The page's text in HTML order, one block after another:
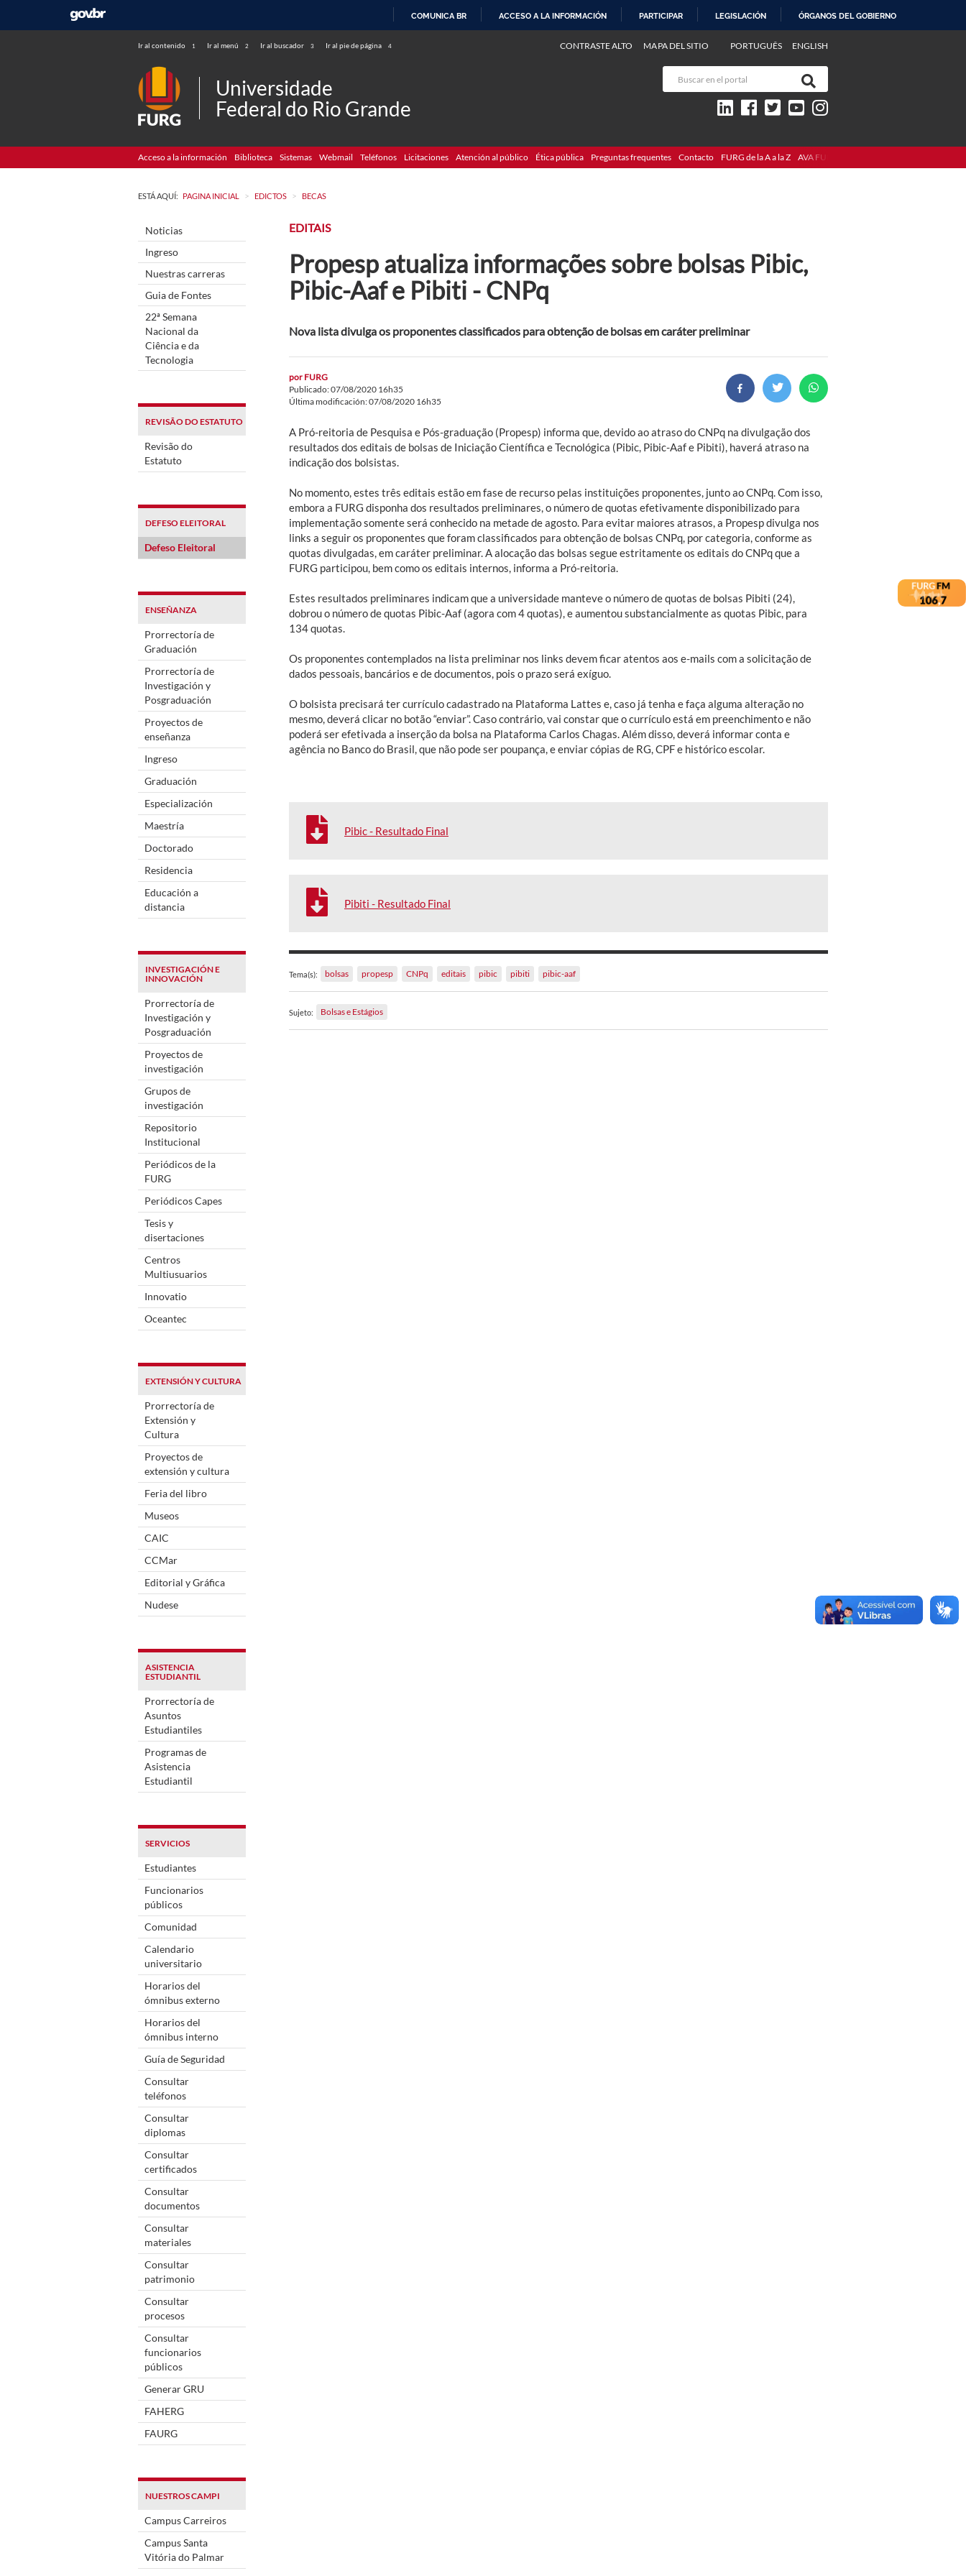
COMUNICA BR ACCESO A LA INFORMACIÓN PARTICIPAR LEGISLACIÓN ÓRGANOS DEL GOBIERNO
Ir al contenido 1 Ir al menú 2 Ir al buscador 3 Ir al pie de página 4 PORTUGUÊS ENGLISH
CONTRASTE ALTO MAPA DEL SITIO
Universidade
Federal do Rio Grande
Acceso a la información Biblioteca Sistemas Webmail Teléfonos Licitaciones Atención al público Ética pública Preguntas frequentes Contacto FURG de la A a la Z AVA FURG
ESTÁ AQUÍ: PAGINA INICIAL > EDICTOS > BECAS
Noticias
Ingreso
Nuestras carreras
Guia de Fontes
22ª Semana
Nacional da
Ciência e da
Tecnologia
REVISÃO DO ESTATUTO
Revisão do
Estatuto
DEFESO ELEITORAL
Defeso Eleitoral
ENSEÑANZA
Prorrectoría de
Graduación
Prorrectoría de
Investigación y
Posgraduación
Proyectos de
enseñanza
Ingreso
Graduación
Especialización
Maestría
Doctorado
Residencia
Educación a
distancia
INVESTIGACIÓN E
INNOVACIÓN
Prorrectoría de
Investigación y
Posgraduación
Proyectos de
investigación
Grupos de
investigación
Repositorio
Institucional
Periódicos de la
FURG
Periódicos Capes
Tesis y
disertaciones
Centros
Multiusuarios
Innovatio
Oceantec
EXTENSIÓN Y CULTURA
Prorrectoría de
Extensión y
Cultura
Proyectos de
extensión y cultura
Feria del libro
Museos
CAIC
CCMar
Editorial y Gráfica
Nudese
ASISTENCIA
ESTUDIANTIL
Prorrectoría de
Asuntos
Estudiantiles
Programas de
Asistencia
Estudiantil
SERVICIOS
Estudiantes
Funcionarios
públicos
Comunidad
Calendario
universitario
Horarios del
ómnibus externo
Horarios del
ómnibus interno
Guía de Seguridad
Consultar
teléfonos
Consultar
diplomas
Consultar
certificados
Consultar
documentos
Consultar
materiales
Consultar
patrimonio
Consultar
procesos
Consultar
funcionarios
públicos
Generar GRU
FAHERG
FAURG
NUESTROS CAMPI
Campus Carreiros
Campus Santa
Vitória do Palmar
EDITAIS
Propesp atualiza informações sobre bolsas Pibic,
Pibic-Aaf e Pibiti - CNPq
Nova lista divulga os proponentes classificados para obtenção de bolsas em caráter preliminar
por FURG
Publicado: 07/08/2020 16h35
Última modificación: 07/08/2020 16h35
A Pró-reitoria de Pesquisa e Pós-graduação (Propesp) informa que, devido ao atraso do CNPq na divulgação dos
resultados dos editais de bolsas de Iniciação Científica e Tecnológica (Pibic, Pibic-Aaf e Pibiti), haverá atraso na
indicação dos bolsistas.
No momento, estes três editais estão em fase de recurso pelas instituições proponentes, junto ao CNPq. Com isso,
embora a FURG disponha dos resultados preliminares, o número de quotas efetivamente disponibilizado para
implementação somente será conhecido na metade de agosto. Para evitar maiores atrasos, a Propesp divulga nos
links a seguir os proponentes que foram classificados para obtenção de bolsas CNPq, por categoria, conforme as
quotas divulgadas, em caráter preliminar. A alocação das bolsas segue estritamente os editais do CNPq que a
FURG participou, bem como os editais internos, informa a Pró-reitoria.
Estes resultados preliminares indicam que a universidade manteve o número de quotas de bolsas Pibiti (24),
dobrou o número de quotas Pibic-Aaf (agora com 4 quotas), e aumentou substancialmente as quotas Pibic, para
134 quotas.
Os proponentes contemplados na lista preliminar nos links devem ficar atentos aos e-mails com a solicitação de
dados pessoais, bancários e de documentos, pois o prazo será exíguo.
O bolsista precisará ter currículo cadastrado na Plataforma Lattes e, caso já tenha e faça alguma alteração no
mesmo, deverá clicar no botão “enviar”. Caso contrário, vai constar que o currículo está em preenchimento e não
poderá ser efetivada a inserção da bolsa na Plataforma Carlos Chagas. Além disso, deverá informar conta e
agência no Banco do Brasil, que não pode ser poupança, e enviar cópias de RG, CPF e histórico escolar.
Pibic - Resultado Final
Pibiti - Resultado Final
Tema(s): bolsas propesp CNPq editais pibic pibiti pibic-aaf
Sujeto: Bolsas e Estágios